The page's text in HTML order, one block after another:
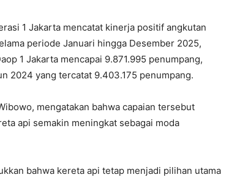
1 Jakarta mencatat kinerja positif angkutan
periode Januari hingga Desember 2025,
1 Jakarta mencapai 9.871.995 penumpang,
2024 yang tercatat 9.403.175 penumpang.
mengatakan bahwa capaian tersebut
api semakin meningkat sebagai moda
bahwa kereta api tetap menjadi pilihan utama